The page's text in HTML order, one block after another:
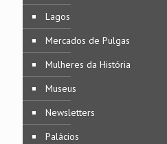
Lagos
Mercados de Pulgas
Mulheres da História
Museus
Newsletters
Palácios